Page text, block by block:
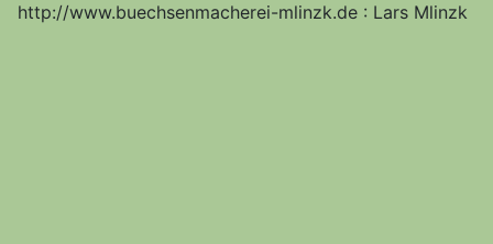
http://www.buechsenmacherei-mlinzk.de : Lars Mlinzk